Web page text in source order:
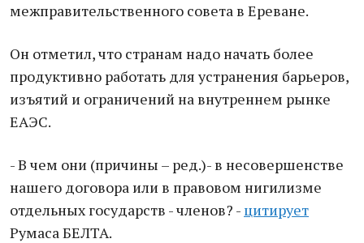
межправительственного совета в Ереване.
Он отметил, что странам надо начать более
продуктивно работать для устранения барьеров,
изъятий и ограничений на внутреннем рынке
ЕАЭС.
- В чем они (причины – ред.)- в несовершенстве
нашего договора или в правовом нигилизме
отдельных государств - членов? - цитирует
Румаса БЕЛТА.